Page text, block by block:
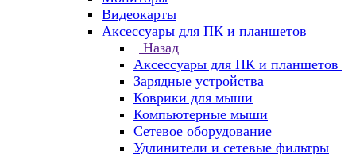
Видеокарты
Аксессуары для ПК и планшетов
Назад
Аксессуары для ПК и планшетов
Зарядные устройства
Коврики для мыши
Компьютерные мыши
Сетевое оборудование
Удлинители и сетевые фильтры